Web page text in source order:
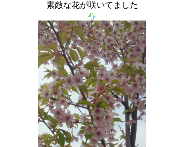
素敵な花が咲いてました